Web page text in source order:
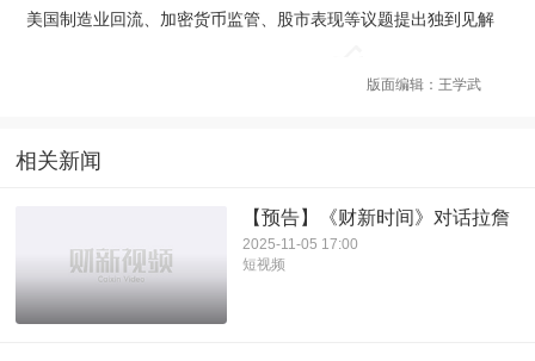
美国制造业回流、加密货币监管、股市表现等议题提出独到见解
版面编辑：王学武
相关新闻
【预告】《财新时间》对话拉詹
2025-11-05 17:00
短视频